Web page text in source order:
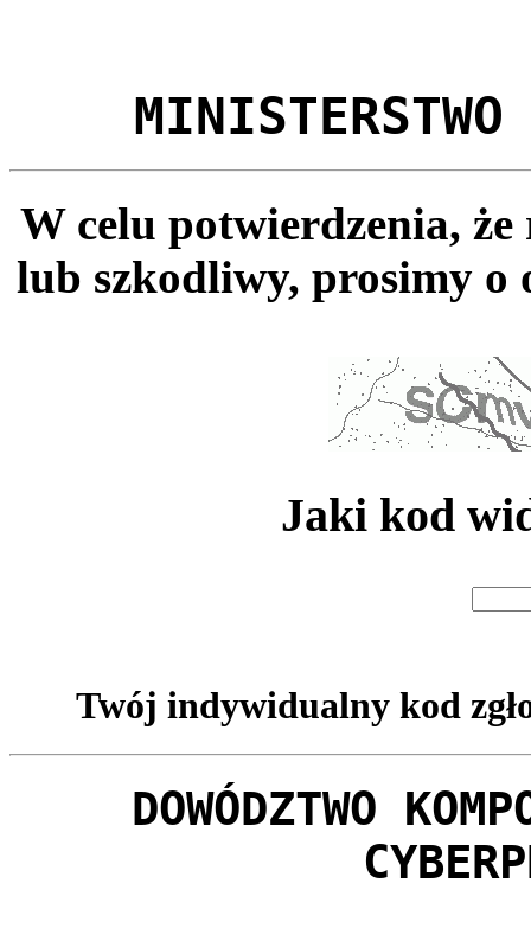
MINISTERSTWO
W celu potwierdzenia,
lub szkodliwy, prosimy o
Jaki kod
Twój indywidualny kod
DOWÓDZTWO